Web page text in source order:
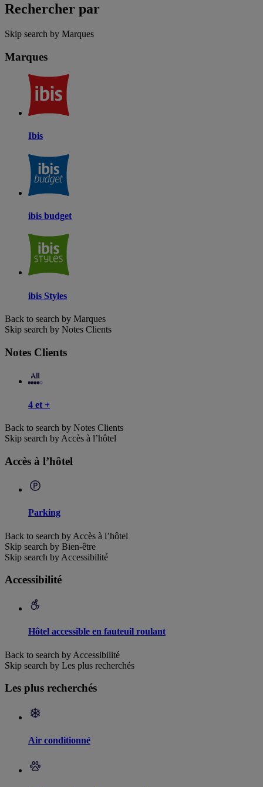
Rechercher par
Skip search by Marques
Marques
Ibis
ibis budget
ibis Styles
Back to search by Marques
Skip search by Notes Clients
Notes Clients
4 et +
Back to search by Notes Clients
Skip search by Accès à l’hôtel
Accès à l’hôtel
Parking
Back to search by Accès à l’hôtel
Skip search by Bien-être
Skip search by Accessibilité
Accessibilité
Hôtel accessible en fauteuil roulant
Back to search by Accessibilité
Skip search by Les plus recherchés
Les plus recherchés
Air conditionné